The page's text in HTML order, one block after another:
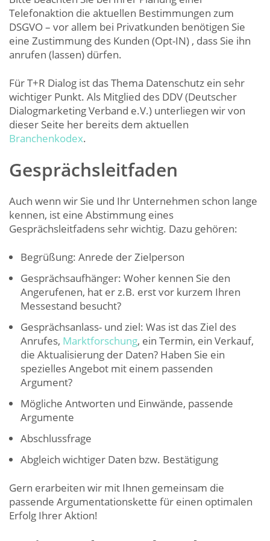
Telefonaktion die aktuellen Bestimmungen zum
DSGVO – vor allem bei Privatkunden benötigen Sie
eine Zustimmung des Kunden (Opt-IN) , dass Sie ihn
anrufen (lassen) dürfen.
Für T+R Dialog ist das Thema Datenschutz ein sehr
wichtiger Punkt. Als Mitglied des DDV (Deutscher
Dialogmarketing Verband e.V.) unterliegen wir von
dieser Seite her bereits dem aktuellen
Branchenkodex.
Gesprächsleitfaden
Auch wenn wir Sie und Ihr Unternehmen schon lange
kennen, ist eine Abstimmung eines
Gesprächsleitfadens sehr wichtig. Dazu gehören:
Begrüßung: Anrede der Zielperson
Gesprächsaufhänger: Woher kennen Sie den
Angerufenen, hat er z.B. erst vor kurzem Ihren
Messestand besucht?
Gesprächsanlass- und ziel: Was ist das Ziel des
Anrufes, Marktforschung, ein Termin, ein Verkauf,
die Aktualisierung der Daten? Haben Sie ein
spezielles Angebot mit einem passenden
Argument?
Mögliche Antworten und Einwände, passende
Argumente
Abschlussfrage
Abgleich wichtiger Daten bzw. Bestätigung
Gern erarbeiten wir mit Ihnen gemeinsam die
passende Argumentationskette für einen optimalen
Erfolg Ihrer Aktion!